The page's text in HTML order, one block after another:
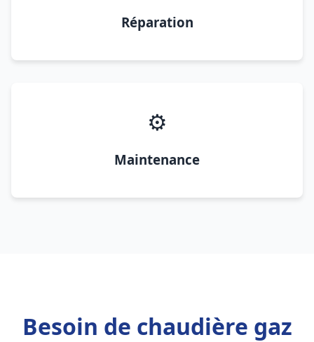
Réparation
⚙️
Maintenance
Besoin de chaudière gaz